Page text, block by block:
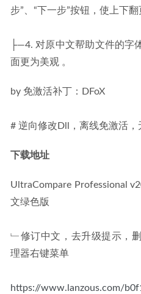
步”、“下一步”按钮，使上下翻
├—4. 对原中文帮助文件的字
面更为美观 。
by 免激活补丁：DFoX
# 逆向修改Dll，离线免激活，
下载地址
UltraCompare Professional
文绿色版
﹂修订中文，去升级提示，
理器右键菜单
https://www.lanzous.com/